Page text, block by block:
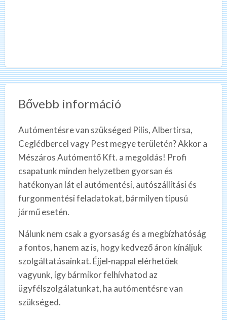
Bővebb információ
Autómentésre van szükséged Pilis, Albertirsa,
Ceglédbercel vagy Pest megye területén? Akkor a
Mészáros Autómentő Kft. a megoldás! Profi
csapatunk minden helyzetben gyorsan és
hatékonyan lát el autómentési, autószállítási és
furgonmentési feladatokat, bármilyen típusú
jármű esetén.
Nálunk nem csak a gyorsaság és a megbízhatóság
a fontos, hanem az is, hogy kedvező áron kínáljuk
szolgáltatásainkat. Éjjel-nappal elérhetőek
vagyunk, így bármikor felhívhatod az
ügyfélszolgálatunkat, ha autómentésre van
szükséged.